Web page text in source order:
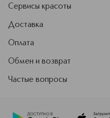
Сервисы красоты
Доставка
Оплата
Обмен и возврат
Частые вопросы